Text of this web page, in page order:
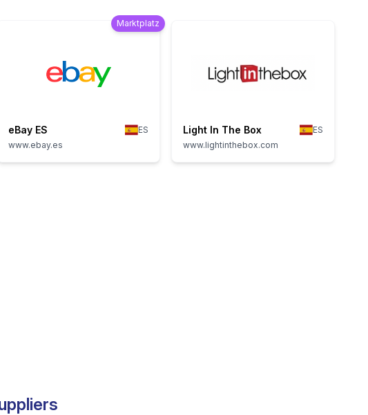
Marktplatz
eBay ES
ES
www.ebay.es
Light In The Box
ES
www.lightinthebox.com